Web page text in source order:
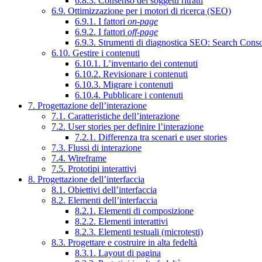
6.9. Ottimizzazione per i motori di ricerca (SEO)
6.9.1. I fattori on-page
6.9.2. I fattori off-page
6.9.3. Strumenti di diagnostica SEO: Search
6.10. Gestire i contenuti
6.10.1. L’inventario dei contenuti
6.10.2. Revisionare i contenuti
6.10.3. Migrare i contenuti
6.10.4. Pubblicare i contenuti
7. Progettazione dell’interazione
7.1. Caratteristiche dell’interazione
7.2. User stories per definire l’interazione
7.2.1. Differenza tra scenari e user stories
7.3. Flussi di interazione
7.4. Wireframe
7.5. Prototipi interattivi
8. Progettazione dell’interfaccia
8.1. Obiettivi dell’interfaccia
8.2. Elementi dell’interfaccia
8.2.1. Elementi di composizione
8.2.2. Elementi interattivi
8.2.3. Elementi testuali (microtesti)
8.3. Progettare e costruire in alta fedeltà
8.3.1. Layout di pagina